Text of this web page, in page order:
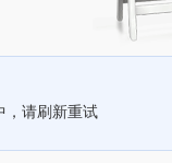
，请刷新重试